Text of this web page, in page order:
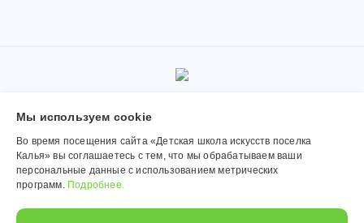
дополнительного образования «Детская школа искусств поселка
Калья». Использование материалов сайта согласуется с
администрацией учреждения.
Обработка персональных данных
Мы используем сookie
Во время посещения сайта «Детская школа искусств поселка
Калья» вы соглашаетесь с тем, что мы обрабатываем ваши
персональные данные с использованием метрических
программ. Подробнее.